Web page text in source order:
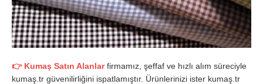
👉 Kumaş Satın Alanlarfirmamız, şeffaf ve hızlı alım süreciyle
kumaş.tr güvenilirliğini ispatlamıştır. Ürünlerinizi ister kumaş.tr